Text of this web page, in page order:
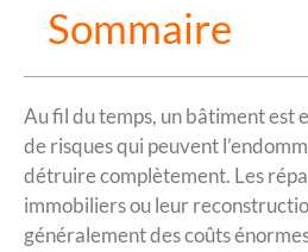
Sommaire
Au fil du temps, un bâtiment est
de risques qui peuvent
détruire complètement. Les
immobiliers ou leur
généralement des coûts